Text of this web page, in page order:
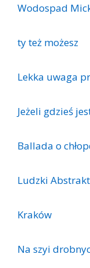
Wodospad
ty też możesz
Lekka uwaga
Jeżeli gdzieś
Ballada o
Ludzki Abstrakt
Kraków
Na szyi